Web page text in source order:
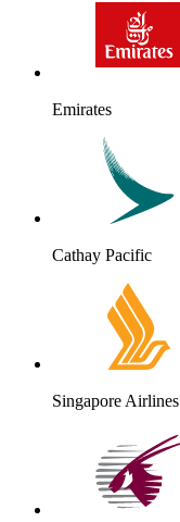
Emirates
Cathay Pacific
Singapore Airlines